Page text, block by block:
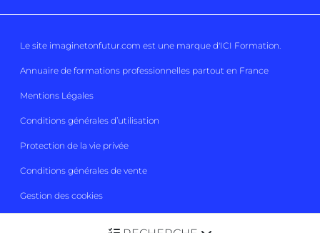
Le site imaginetonfutur.com est une marque d'ICI Formation.
Annuaire de formations professionnelles partout en France
Mentions Légales
Conditions générales d’utilisation
Protection de la vie privée
Conditions générales de vente
Gestion des cookies
Imaginetonfutur 2026 Tous droits réservés